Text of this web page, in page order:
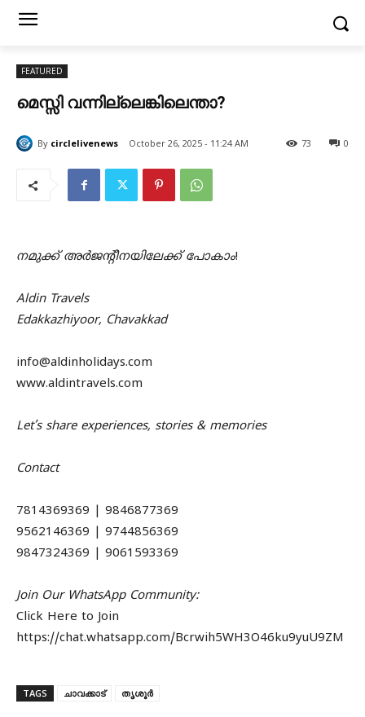
FEATURED
മെസ്സി വന്നില്ലെങ്കിലെന്താ?
By circlelivenews October 26, 2025 - 11:24 AM 0
73
നമുക്ക് അർജൻ്റീനയിലേക്ക് പോകാം!
Aldin Travels
Edakkazhiyoor, Chavakkad
info@aldinholidays.com
www.aldintravels.com
Let’s share experiences, stories & memories
Contact
7814369369 | 9846877369
9562146369 | 9744856369
9847324369 | 9061593369
Join Our WhatsApp Community:
Click Here to Join
https://chat.whatsapp.com/Bcrwih5WH3O46ku9yuU9ZM
TAGS ചാവക്കാട് തൃശൂർ